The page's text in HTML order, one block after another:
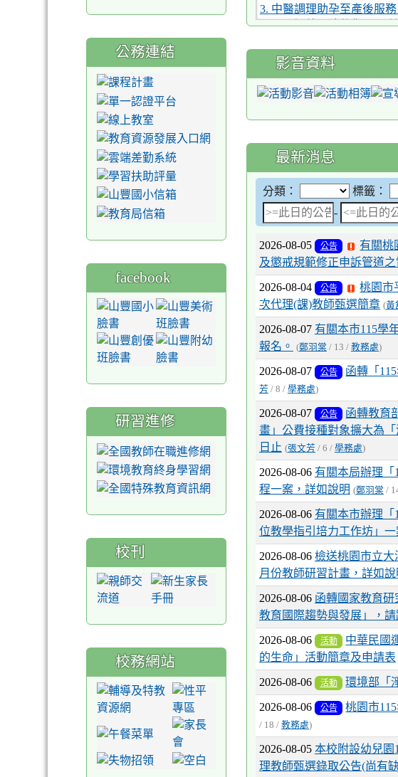
1999，婦幼局陪伴您。 4.
您。
2026-07-29 藥品來源要注意
明切勿吃。桃園市衛生局
2026-07-29
龜山眷村故事
人特展至9/30。
7月12日起馬幼藝所登場。
2026-07-21 8/5-6桃園青創
園會展中心盛大登場
2026-07-29 1. 孕前健檢做了
1999，婦幼局關心您。 2.
篩檢補助請洽1999，婦幼
3. 中醫調理助孕至產後服
1999，婦幼局陪伴您。 4.
庭計畫補助請洽1999，婦
您。
2026-07-29 藥品來源要注
明切勿吃。桃園市衛生局
2026-07-29 龜山眷村故事館
人特展至9/30。
2026-07-21
7月12日起馬幼藝所登場。
2026-07-21 8/5-6桃園青創
園會展中心盛大登場
影音資料
最新消息
分類： 標籤：
- 日期範圍：
2026-08-05 公告
有關桃
及懲戒規範修正申訴管道
2026-08-04 公告
桃園市
次代理(課)教師甄選簡章 (黃
2026-08-07 有關本市115學
報名。
(鄭羽棠 / 13 / 教務處)
2026-08-07 公告 函轉「
芳 / 8 / 學務處)
2026-08-07 公告
函轉教育
畫」公費接種對象擴大為
日止 (張文芳 / 6 / 學務處)
2026-08-06 有關本局辦理
程一案，詳如說明 (鄭羽棠 /
2026-08-06 有關本市辦理
位教學指引培力工作坊」
2026-08-06 檢送桃園市立大
月份教師研習計畫，詳如說
2026-08-06 函轉國家教育
教育國際趨勢與發展」，
2026-08-06 活動
中華民國
的生命」活動簡章及申請表
2026-08-06 活動 環境部「
2026-08-06 公告 桃園市
/ 18 / 教務處)
2026-08-05 本校附設幼兒園
理教師甄選錄取公告(尚有
公務連結
facebook
研習進修
校刊
校務網站